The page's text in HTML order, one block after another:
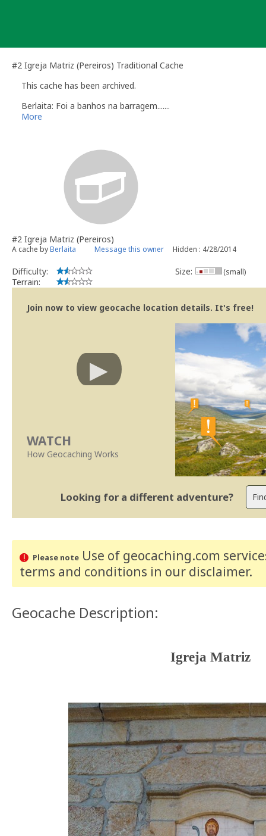
#2 Igreja Matriz (Pereiros) Traditional Cache
This cache has been archived.
Berlaita: Foi a banhos na barragem.......
More
#2 Igreja Matriz (Pereiros)
A cache byBerlaita Message this owner Hidden : 4/28/2014
Difficulty:
Terrain:
Size: (small)
Join now to view geocache location details. It's free!
WATCH
How Geocaching Works
Looking for a different adventure?
Please noteUse of geocaching.com
terms and conditions in our disclaimer.
Geocache Description:
Igreja Matriz